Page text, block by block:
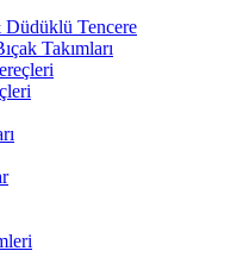
Tencere
Takımları